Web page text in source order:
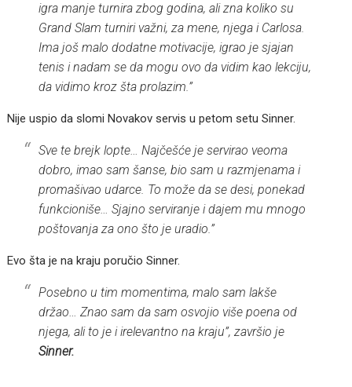
igra manje turnira zbog godina, ali zna koliko su
Grand Slam turniri važni, za mene, njega i Carlosa.
Ima još malo dodatne motivacije, igrao je sjajan
tenis i nadam se da mogu ovo da vidim kao lekciju,
da vidimo kroz šta prolazim.”
Nije uspio da slomi Novakov servis u petom setu Sinner.
Sve te brejk lopte… Najčešće je servirao veoma
dobro, imao sam šanse, bio sam u razmjenama i
promašivao udarce. To može da se desi, ponekad
funkcioniše… Sjajno serviranje i dajem mu mnogo
poštovanja za ono što je uradio.”
Evo šta je na kraju poručio Sinner.
Posebno u tim momentima, malo sam lakše
držao… Znao sam da sam osvojio više poena od
njega, ali to je i irelevantno na kraju”, završio je
Sinner.